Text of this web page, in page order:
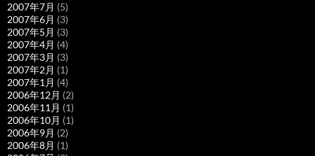
2007年7月 (5)
2007年6月 (3)
2007年5月 (3)
2007年4月 (4)
2007年3月 (3)
2007年2月 (1)
2007年1月 (4)
2006年12月 (2)
2006年11月 (1)
2006年10月 (1)
2006年9月 (2)
2006年8月 (1)